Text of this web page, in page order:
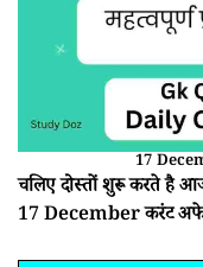
17
चलिए दोस्तों शुरू करते
17 December करंट